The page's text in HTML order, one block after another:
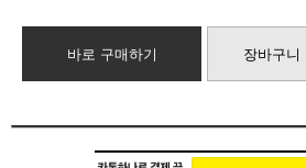
바로 구매하기 장바구니